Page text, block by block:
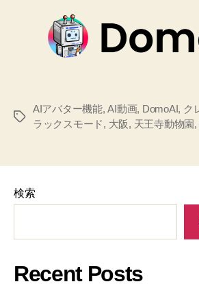
タ
AIアバター機能,AI動画, DomoAI, ク
ラックスモード, 大阪, 天王寺動物園,
検索
Recent Posts